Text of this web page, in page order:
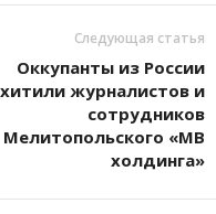
Следующая статья
Оккупанты из России
журналистов и
сотрудников
Мелитопольского «МВ
холдинга»